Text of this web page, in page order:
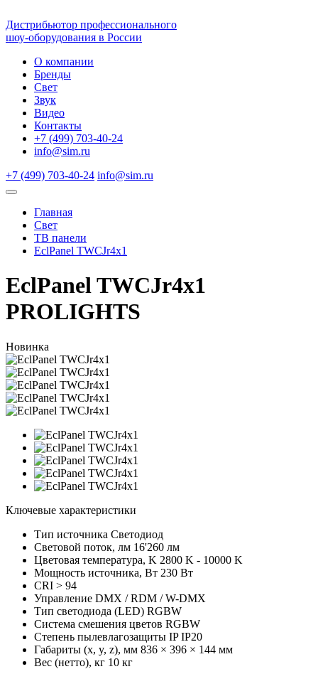
Дистрибьютор профессионального
шоу-оборудования в России
О компании
Бренды
Свет
Звук
Видео
Контакты
+7 (499) 703-40-24
info@sim.ru
+7 (499) 703-40-24 info@sim.ru
Главная
Свет
ТВ панели
EclPanel TWCJr4x1
EclPanel TWCJr4x1
PROLIGHTS
Новинка
Ключевые характеристики
Тип источника Светодиод
Световой поток, лм 16'260 лм
Цветовая температура, K 2800 K - 10000 K
Мощность источника, Вт 230 Вт
CRI > 94
Управление DMX / RDM / W-DMX
Тип светодиода (LED) RGBW
Cистема смешения цветов RGBW
Степень пылевлагозащиты IP IP20
Габариты (x, y, z), мм 836 × 396 × 144 мм
Вес (нетто), кг 10 кг